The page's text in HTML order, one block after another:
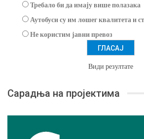
Требало би да имају више полазака
Аутобуси су им лошег квалитета и
Не користим јавни превоз
Види резултате
Сарадња на пројектима